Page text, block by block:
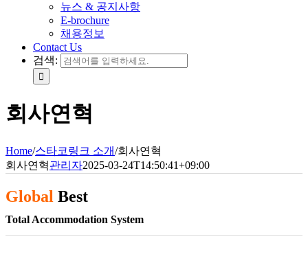
뉴스 & 공지사항
E-brochure
채용정보
Contact Us
검색:
회사연혁
Home/스타코링크 소개/회사연혁
회사연혁관리자2025-03-24T14:50:41+09:00
Global Best
Total Accommodation System